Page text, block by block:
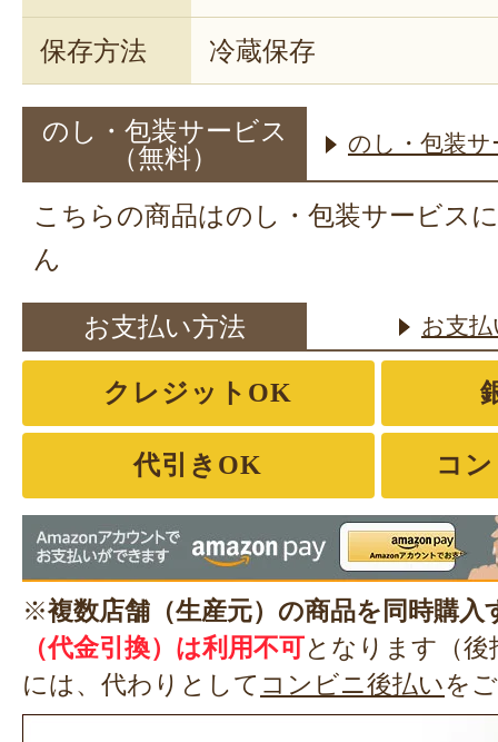
保存方法 冷蔵保存
のし・包装サービス
（無料）
のし・包装
こちらの商品はのし・包装サービス
ん
お支払い方法 お支
クレジットOK
代引きOK コ
※複数店舗（生産元）の商品を同時購入
（代金引換）は利用不可となります（
には、代わりとして コンビニ後払いを